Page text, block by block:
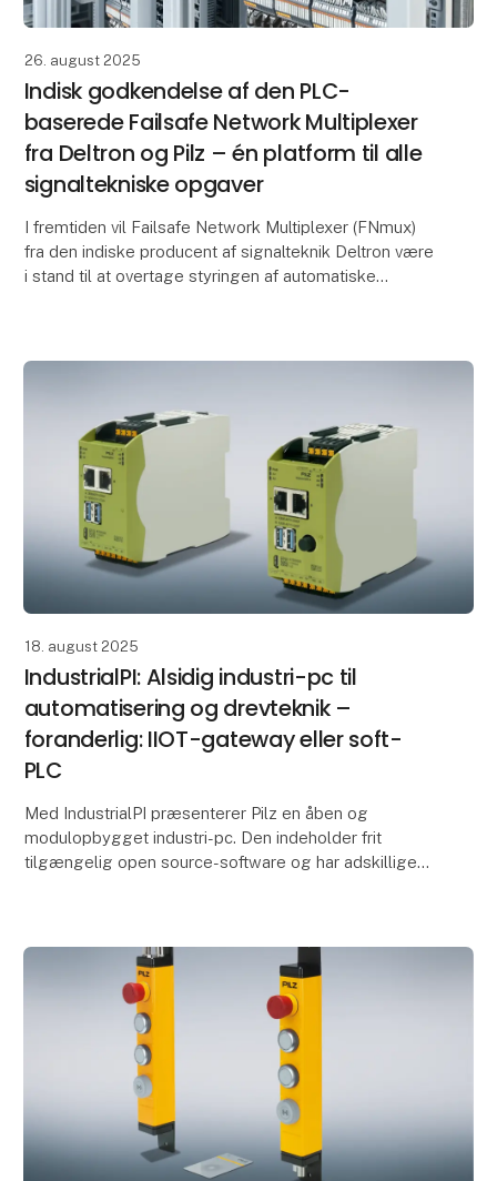
26. august 2025
Indisk godkendelse af den PLC-
baserede Failsafe Network Multiplexer
fra Deltron og Pilz – én platform til alle
signaltekniske opgaver
I fremtiden vil Failsafe Network Multiplexer (FNmux)
fra den indiske producent af signalteknik Deltron være
i stand til at overtage styringen af automatiske
18. august 2025
IndustrialPI: Alsidig industri-pc til
automatisering og drevteknik –
foranderlig: IIOT-gateway eller soft-
PLC
Med IndustrialPI præsenterer Pilz en åben og
modulopbygget industri-pc. Den indeholder frit
tilgængelig open source-software og har adskillige